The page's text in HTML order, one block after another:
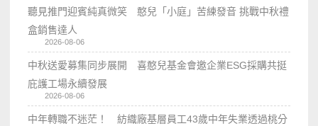
聽見推門迎賓純真微笑 憨兒「小庭」苦練發音 挑戰中秋禮
盒銷售達人
2026-08-06
中秋送愛募集同步展開 喜憨兒基金會邀企業ESG採購共挺
庇護工場永續發展
2026-08-06
中年轉職不迷茫！ 紡織廠基層員工43歲中年失業透過桃分